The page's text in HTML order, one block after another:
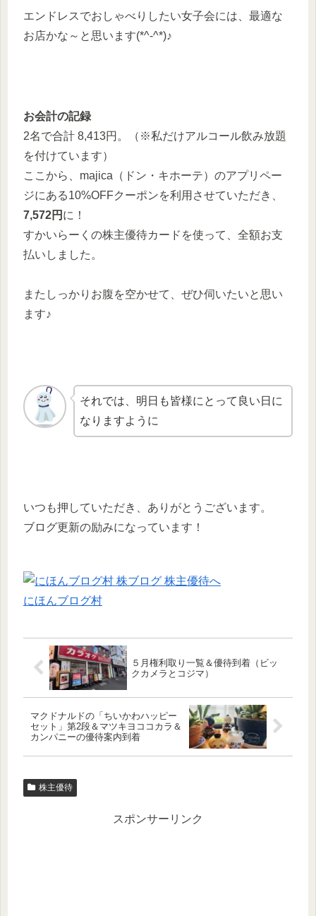
エンドレスでおしゃべりしたい女子会には、最適な
お店かな～と思います(*^-^*)♪
お会計の記録
2名で合計 8,413円。（※私だけアルコール飲み放題
を付けています）
ここから、majica（ドン・キホーテ）のアプリペー
ジにある10%OFFクーポンを利用させていただき、
7,572円 に！
すかいらーくの株主優待カードを使って、全額お支
払いしました。
またしっかりお腹を空かせて、ぜひ伺いたいと思い
ます♪
それでは、明日も皆様にとって良い日に
なりますように
いつも押していただき、ありがとうございます。
ブログ更新の励みになっています！
にほんブログ村
５月権利取り一覧＆優待到着（ビッ
クカメラとコジマ）
マクドナルドの「ちいかわハッピー
セット」第2段＆マツキヨココカラ＆
カンパニーの優待案内到着
株主優待
スポンサーリンク